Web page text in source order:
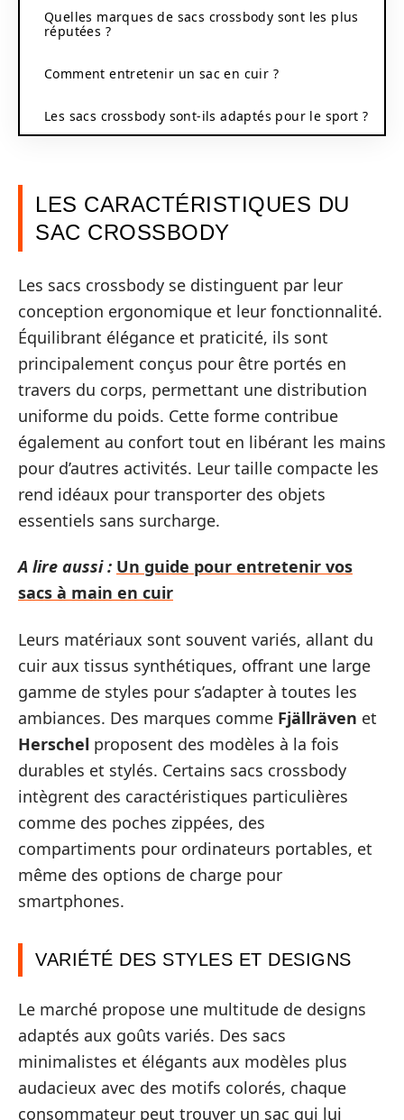
Quelles marques de sacs crossbody sont les plus
réputées ?
Comment entretenir un sac en cuir ?
Les sacs crossbody sont-ils adaptés pour le sport ?
LES CARACTÉRISTIQUES DU
SAC CROSSBODY
Les sacs crossbody se distinguent par leur
conception ergonomique et leur fonctionnalité.
Équilibrant élégance et praticité, ils sont
principalement conçus pour être portés en
travers du corps, permettant une distribution
uniforme du poids. Cette forme contribue
également au confort tout en libérant les mains
pour d’autres activités. Leur taille compacte les
rend idéaux pour transporter des objets
essentiels sans surcharge.
A lire aussi : Un guide pour entretenir vos
sacs à main en cuir
Leurs matériaux sont souvent variés, allant du
cuir aux tissus synthétiques, offrant une large
gamme de styles pour s’adapter à toutes les
ambiances. Des marques comme Fjällräven et
Herschel proposent des modèles à la fois
durables et stylés. Certains sacs crossbody
intègrent des caractéristiques particulières
comme des poches zippées, des
compartiments pour ordinateurs portables, et
même des options de charge pour
smartphones.
VARIÉTÉ DES STYLES ET DESIGNS
Le marché propose une multitude de designs
adaptés aux goûts variés. Des sacs
minimalistes et élégants aux modèles plus
audacieux avec des motifs colorés, chaque
consommateur peut trouver un sac qui lui